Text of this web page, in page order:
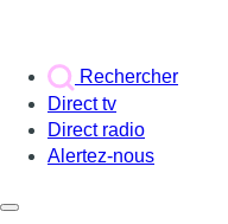
Rechercher
Direct tv
Direct radio
Alertez-nous